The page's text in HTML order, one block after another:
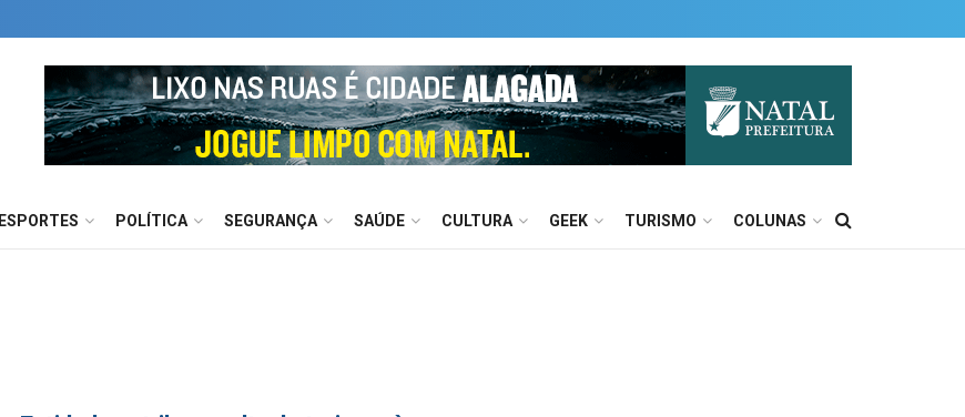
ESPORTES POLÍTICA SEGURANÇA SAÚDE CULTURA GEEK TURISMO COLUNAS